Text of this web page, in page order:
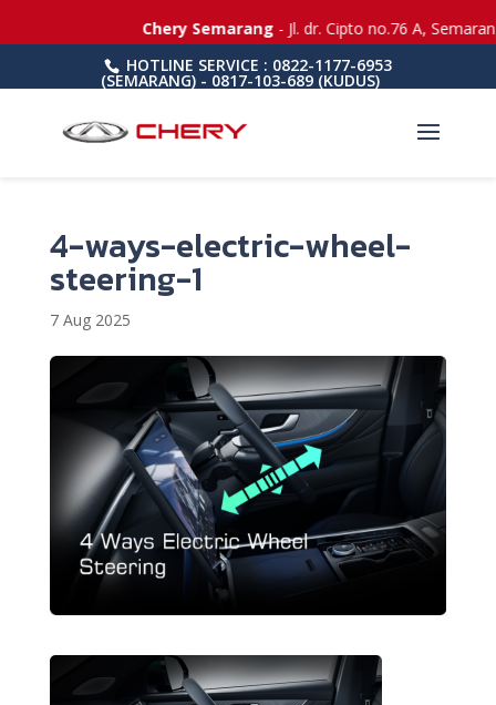
HOTLINE SERVICE : 0822-1177-6953
(SEMARANG) - 0817-103-689 (KUDUS)
4-ways-electric-wheel-
steering-1
7 Aug 2025
Chery Semarang- Jl. dr. Cipto no.76 A,